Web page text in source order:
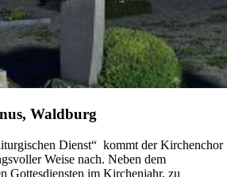
Waldburg
Dienst“ kommt der Kirchenchor
Weise nach. Neben dem
Gottesdiensten im Kirchenjahr, zu